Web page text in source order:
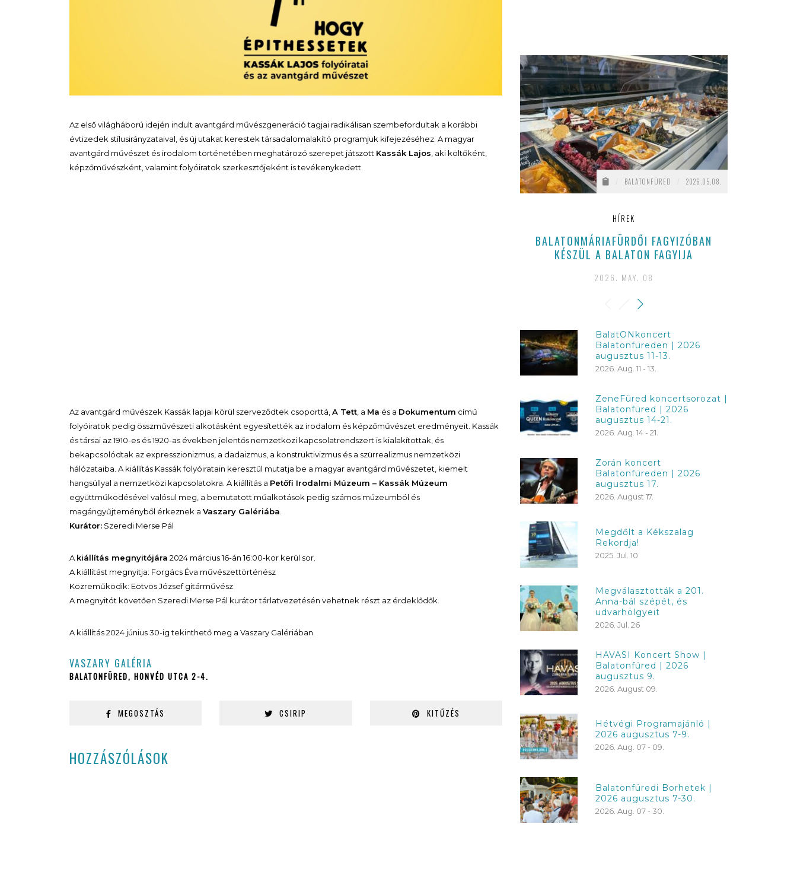
Az első világháború idején indult avantgárd művészgeneráció tagjai radikálisan szembefordultak a korábbi
évtizedek stílusirányzataival, és új utakat kerestek társadalomalakító programjuk kifejezéséhez. A magyar
avantgárd művészet és irodalom történetében meghatározó szerepet játszott Kassák Lajos , aki költőként,
képzőművészként, valamint folyóiratok szerkesztőjeként is tevékenykedett.
Az avantgárd művészek Kassák lapjai körül szerveződtek csoporttá, A Tett , a Ma és a Dokumentum című
folyóiratok pedig összművészeti alkotásként egyesítették az irodalom és képzőművészet eredményeit. Kassák
és társai az 1910-es és 1920-as években jelentős nemzetközi kapcsolatrendszert is kialakítottak, és
bekapcsolódtak az expresszionizmus, a dadaizmus, a konstruktivizmus és a szürrealizmus nemzetközi
hálózataiba. A kiállítás Kassák folyóiratain keresztül mutatja be a magyar avantgárd művészetet, kiemelt
hangsúllyal a nemzetközi kapcsolatokra. A kiállítás a Petőfi Irodalmi Múzeum – Kassák Múzeum
együttműködésével valósul meg, a bemutatott műalkotások pedig számos múzeumból és
magángyűjteményből érkeznek a Vaszary Galériába
Kurátor: Szeredi Merse Pál
A kiállítás megnyitójára 2024 március 16-án 16:00-kor kerül sor.
A kiállítást megnyitja: Forgács Éva művészettörténész
Közreműködik: Eötvös József gitárművész
A megnyitót követően Szeredi Merse Pál kurátor tárlatvezetésén vehetnek részt az érdeklődők.
A kiállítás 2024 június 30-ig tekinthető meg a Vaszary Galériában.
VASZARY GALÉRIA
BALATONFÜRED, HONVÉD UTCA 2-4.
MEGOSZTÁS CSIRIP KITŰZÉS
HOZZÁSZÓLÁSOK
BALATONFÜRED 2026.05.08.
HÍREK
BALATONMÁRIAFÜRDŐI FAGYIZÓBAN
KÉSZÜL A BALATON FAGYIJA
2026. MAY. 08
BalatONkoncert
Balatonfüreden | 2026
augusztus 11-13.
2026. Aug. 11 - 13.
ZeneFüred koncertsorozat |
Balatonfüred | 2026
augusztus 14-21.
2026. Aug. 14 - 21.
Zorán koncert
Balatonfüreden | 2026
augusztus 17.
2026. August 17.
Megdőlt a Kékszalag
Rekordja!
2025. Jul. 10
Megválasztották a 201.
Anna-bál szépét, és
udvarhölgyeit
2026. Jul. 26
HAVASI Koncert Show |
Balatonfüred | 2026
augusztus 9.
2026. August 09.
Hétvégi Programajánló |
2026 augusztus 7-9.
2026. Aug. 07 - 09.
Balatonfüredi Borhetek |
2026 augusztus 7-30.
2026. Aug. 07 - 30.